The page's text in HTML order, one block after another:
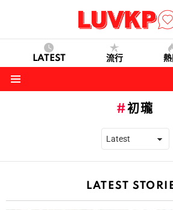
LATEST 流行 熱
初瓏
LATEST